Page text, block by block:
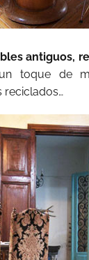
antiguos,
de
reciclados…